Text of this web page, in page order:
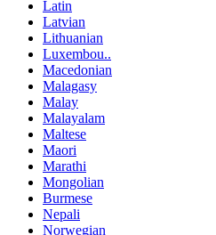
Latin
Latvian
Lithuanian
Luxembou..
Macedonian
Malagasy
Malay
Malayalam
Maltese
Maori
Marathi
Mongolian
Burmese
Nepali
Norwegian